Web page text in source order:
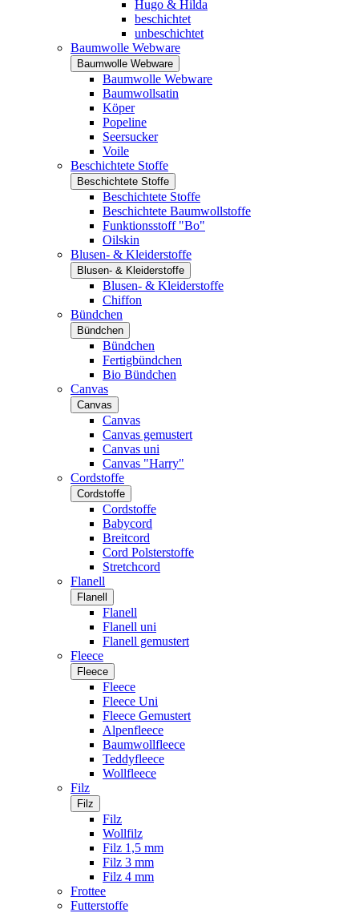
Hugo & Hilda
beschichtet
unbeschichtet
Baumwolle Webware
Baumwolle Webware
Baumwolle Webware
Baumwollsatin
Köper
Popeline
Seersucker
Voile
Beschichtete Stoffe
Beschichtete Stoffe
Beschichtete Stoffe
Beschichtete Baumwollstoffe
Funktionsstoff "Bo"
Oilskin
Blusen- & Kleiderstoffe
Blusen- & Kleiderstoffe
Blusen- & Kleiderstoffe
Chiffon
Bündchen
Bündchen
Bündchen
Fertigbündchen
Bio Bündchen
Canvas
Canvas
Canvas
Canvas gemustert
Canvas uni
Canvas "Harry"
Cordstoffe
Cordstoffe
Cordstoffe
Babycord
Breitcord
Cord Polsterstoffe
Stretchcord
Flanell
Flanell
Flanell
Flanell uni
Flanell gemustert
Fleece
Fleece
Fleece
Fleece Uni
Fleece Gemustert
Alpenfleece
Baumwollfleece
Teddyfleece
Wollfleece
Filz
Filz
Filz
Wollfilz
Filz 1,5 mm
Filz 3 mm
Filz 4 mm
Frottee
Futterstoffe